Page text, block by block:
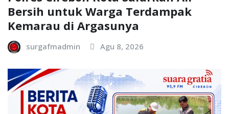
Bersih untuk Warga Terdampak
Kemarau di Argasunya
surgafmadmin Agu 8, 2026